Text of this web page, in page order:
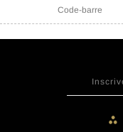
Code-barre